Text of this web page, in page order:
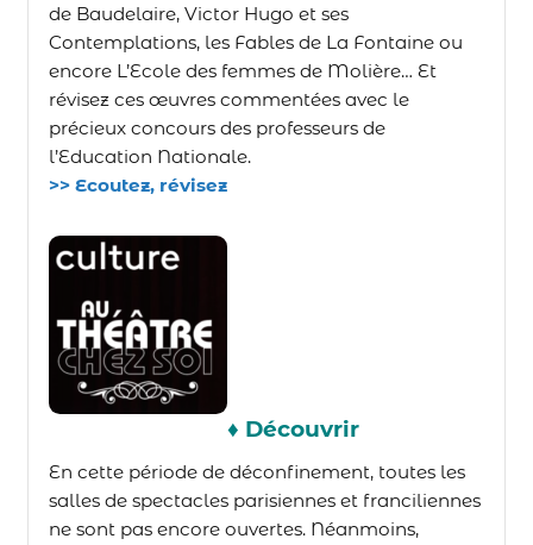
de Baudelaire, Victor Hugo et ses
Contemplations, les Fables de La Fontaine ou
encore L’Ecole des femmes de Molière… Et
révisez ces œuvres commentées avec le
précieux concours des professeurs de
l’Education Nationale.
>> Ecoutez, révisez
♦ Découvrir
En cette période de déconfinement, toutes les
salles de spectacles parisiennes et franciliennes
ne sont pas encore ouvertes. Néanmoins,